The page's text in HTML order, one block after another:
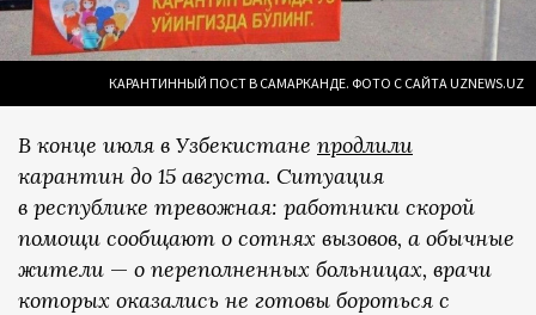
КАРАНТИННЫЙ ПОСТ В САМАРКАНДЕ. ФОТО С САЙТА UZNEWS.UZ
В конце июля в Узбекистане продлили
карантин до 15 августа. Ситуация
в республике тревожная: работники скорой
помощи сообщают о сотнях вызовов, а обычные
жители — о переполненных больницах, врачи
которых оказались не готовы бороться с